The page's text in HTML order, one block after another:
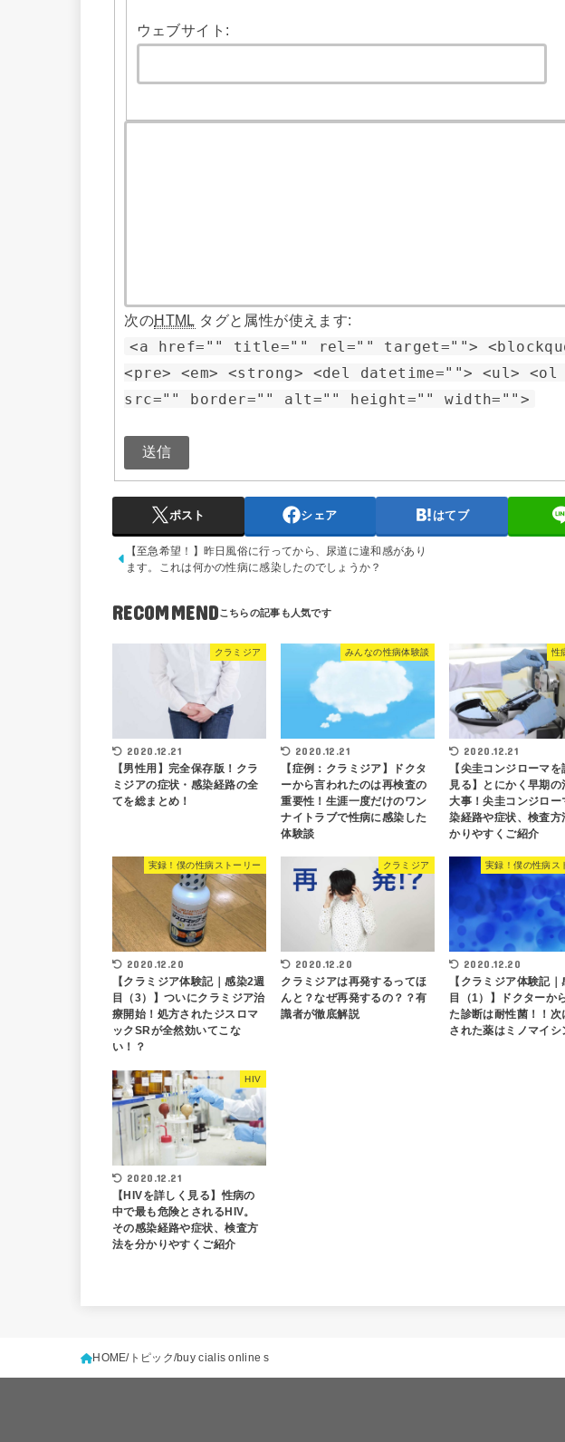
ウェブサイト:
次のHTML タグと属性が使えます:
<a href="" title="" rel="" target="">
<pre> <em> <strong> <del datetime=""> <ul>
src="" border="" alt="" height="" width="">
送信
ポスト シェア はてブ
【至急希望！】昨日風俗に行ってから、尿道に違和感があり
ます。これは何かの性病に感染したのでしょうか？
RECOMMEND
クラミジア
2020.12.21
【男性用】完全保存版！クラ
ミジアの症状・感染経路の全
てを総まとめ！
みんなの性病体験談
2020.12.21
【症例：クラミジア】ドクタ
ーから言われたのは再検査の
重要性！生涯一度だけのワン
ナイトラブで性病に感染した
体験談
性
2020.12.21
【尖圭コンジローマを
見る】とにかく早期の
大事！尖圭コンジロー
染経路や症状、検査方
かりやすくご紹介
実録！僕の性病ストーリー
2020.12.20
【クラミジア体験記｜感染2週
目（3）】ついにクラミジア治
療開始！処方されたジスロマ
ックSRが全然効いてこな
い！？
クラミジア
2020.12.20
クラミジアは再発するってほ
んと？なぜ再発するの？？有
識者が徹底解説
実録！僕の性病ス
2020.12.20
【クラミジア体験記
目（1）】ドクターか
た診断は耐性菌！！次
された薬はミノマイシ
HIV
2020.12.21
【HIVを詳しく見る】性病の
中で最も危険とされるHIV。
その感染経路や症状、検査方
法を分かりやすくご紹介
HOME トピック buy cialis online s